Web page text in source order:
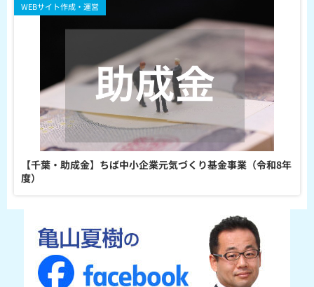
【千葉・助成金】ちば中小企業元気づくり基金事業（令和8年
度）
WEBサイト作成・運営